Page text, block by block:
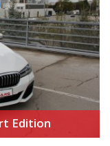
Edition